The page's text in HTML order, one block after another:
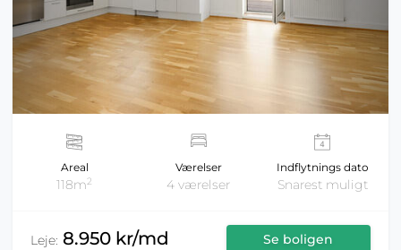
Areal
118m2
Værelser
4 værelser
Indflytnings dato
Snarest muligt
Leje: 8.950 kr/md Se boligen